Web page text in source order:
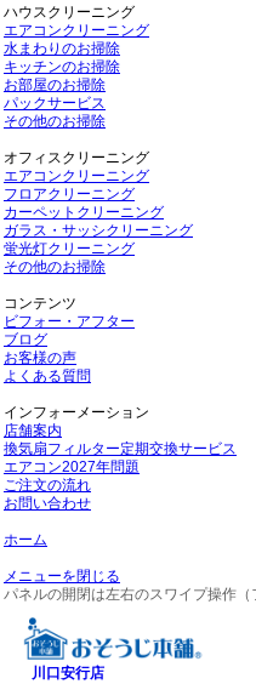
ハウスクリーニング
エアコンクリーニング
水まわりのお掃除
キッチンのお掃除
お部屋のお掃除
パックサービス
その他のお掃除
オフィスクリーニング
エアコンクリーニング
フロアクリーニング
カーペットクリーニング
ガラス・サッシクリーニング
蛍光灯クリーニング
その他のお掃除
コンテンツ
ビフォー・アフター
ブログ
お客様の声
よくある質問
インフォーメーション
店舗案内
換気扇フィルター定期交換サービス
エアコン2027年問題
ご注文の流れ
お問い合わせ
ホーム
メニューを閉じる
パネルの開閉は左右のスワイプ操作
川口安行店